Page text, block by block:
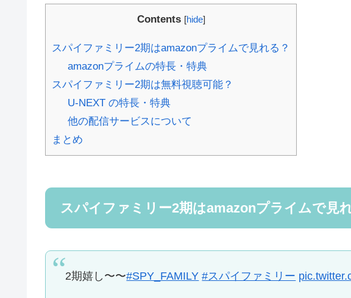
Contents [hide]
スパイファミリー2期はamazonプライムで見れる？
amazonプライムの特長・特典
スパイファミリー2期は無料視聴可能？
U-NEXT の特長・特典
他の配信サービスについて
まとめ
スパイファミリー2期はamazonプライムで見
2期嬉し〜〜#SPY_FAMILY #スパイファミリー